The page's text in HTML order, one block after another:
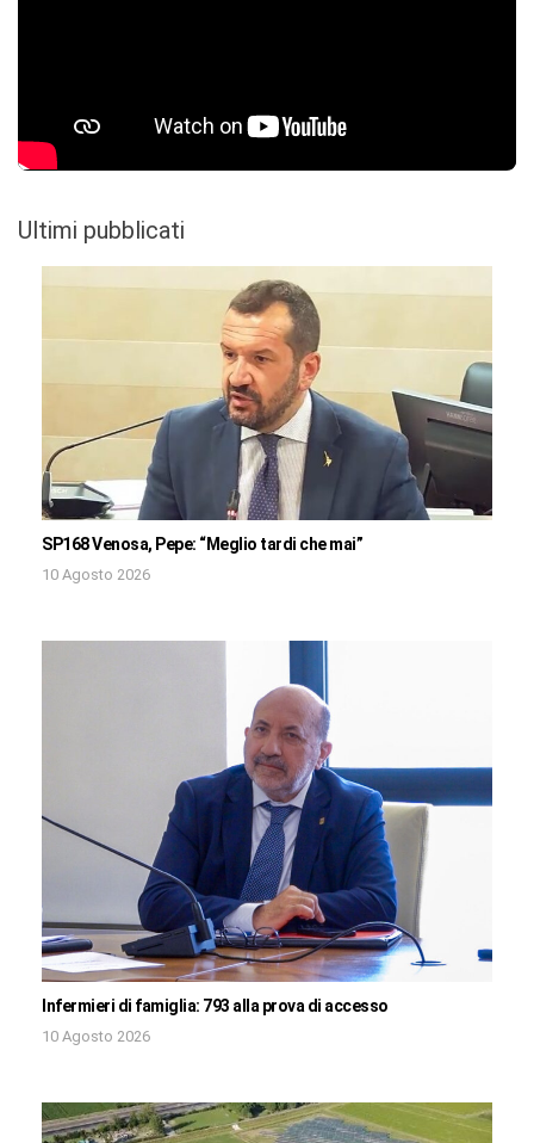
Ultimi pubblicati
SP168 Venosa, Pepe: “Meglio tardi che mai”
10 Agosto 2026
Infermieri di famiglia: 793 alla prova di accesso
10 Agosto 2026